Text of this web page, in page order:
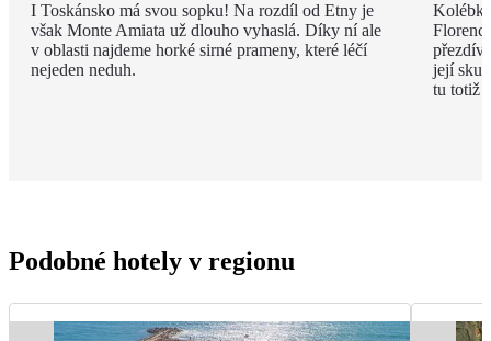
I Toskánsko má svou sopku! Na rozdíl od Etny je
však Monte Amiata už dlouho vyhaslá. Díky ní ale
v oblasti najdeme horké sirné prameny, které léčí
nejeden neduh.
její
tu totiž
Podobné hotely v regionu